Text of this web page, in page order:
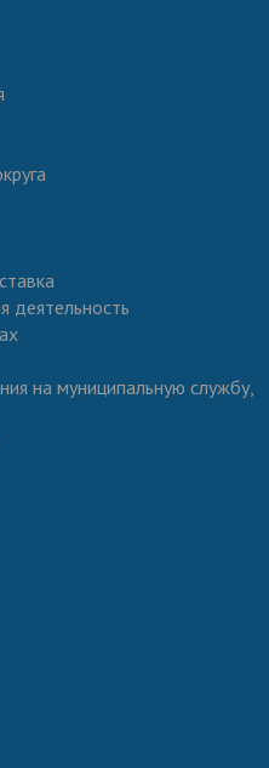
деятельность
на муниципальную службу,